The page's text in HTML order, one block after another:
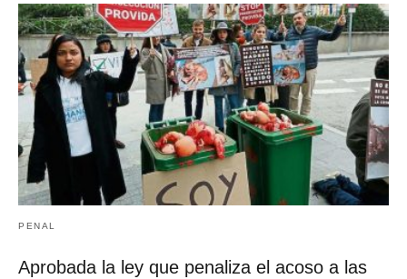
PENAL
Aprobada la ley que penaliza el acoso a las